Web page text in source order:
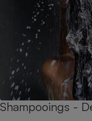
Shampooings -